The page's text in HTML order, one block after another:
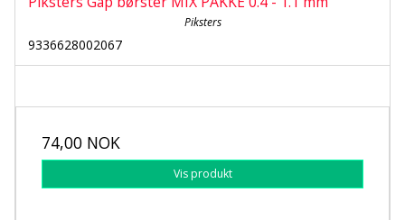
Piksters
9336628002067
74,00 NOK
Vis produkt